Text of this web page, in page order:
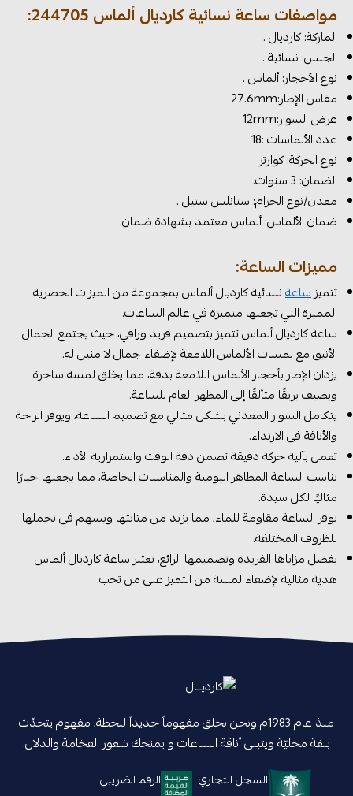
مواصفات ساعة نسائية كارديال ألماس 244705:
الماركة: كارديال .
الجنس: نسائية .
نوع الأحجار: ألماس .
مقاس الإطار:27.6mm
عرض السوار:12mm
عدد الألماسات :18
نوع الحركة: كوارتز
الضمان: 3 سنوات.
معدن/نوع الحزام: ستانلس ستيل .
ضمان الألماس: ألماس معتمد بشهادة ضمان.
مميزات الساعة:
تتميزساعةنسائية كارديال ألماس بمجموعة من الميزات الحصرية
المميزة التي تجعلها متميزة في عالم الساعات.
ساعة كارديال ألماس تتميز بتصميم فريد وراقي، حيث يجتمع الجمال
الأنيق مع لمسات الألماس اللامعة لإضفاء جمال لا مثيل له.
يزدان الإطار بأحجار الألماس اللامعة بدقة، مما يخلق لمسة ساحرة
ويضيف بريقًا متألقًا إلى المظهر العام للساعة.
يتكامل السوار المعدني بشكل مثالي مع تصميم الساعة، ويوفر الراحة
والأناقة في الارتداء.
تعمل بآلية حركة دقيقة تضمن دقة الوقت واستمرارية الأداء.
تناسب الساعة المظاهر اليومية والمناسبات الخاصة، مما يجعلها خيارًا
مثاليًا لكل سيدة.
توفر الساعة مقاومة للماء، مما يزيد من متانتها ويسهم في تحملها
للظروف المختلفة.
بفضل مزاياها الفريدة وتصميمها الرائع، تعتبر ساعة كارديال ألماس
هدية مثالية لإضفاء لمسة من التميز على من تحب.
منذ عام 1983م ونحن نخلق مفهوماً جديداً للحظة، مفهوم يتحدّث
بلغة محليّة ويتبنى أناقة الساعات و يمنحك شعور الفخامة والدلال.
السجل التجاري
الرقم الضريبي